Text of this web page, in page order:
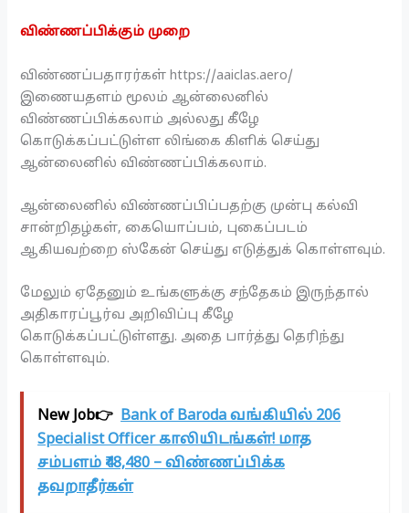
விண்ணப்பிக்கும் முறை
விண்ணப்பதாரர்கள் https://aaiclas.aero/
இணையதளம் மூலம் ஆன்லைனில்
விண்ணப்பிக்கலாம் அல்லது கீழே
கொடுக்கப்பட்டுள்ள லிங்கை கிளிக் செய்து
ஆன்லைனில் விண்ணப்பிக்கலாம்.
ஆன்லைனில் விண்ணப்பிப்பதற்கு முன்பு கல்வி
சான்றிதழ்கள், கையொப்பம், புகைப்படம்
ஆகியவற்றை ஸ்கேன் செய்து எடுத்துக் கொள்ளவும்.
மேலும் ஏதேனும் உங்களுக்கு சந்தேகம் இருந்தால்
அதிகாரப்பூர்வ அறிவிப்பு கீழே
கொடுக்கப்பட்டுள்ளது. அதை பார்த்து தெரிந்து
கொள்ளவும்.
New Job👉 Bank of Baroda வங்கியில் 206
Specialist Officer காலியிடங்கள்! மாத
சம்பளம் ₹48,480 – விண்ணப்பிக்க
தவறாதீர்கள்